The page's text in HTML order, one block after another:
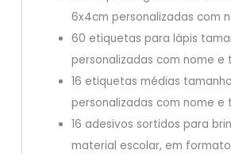
6x4cm personalizadas com
60 etiquetas para lápis
personalizadas com nome e
16 etiquetas médias
personalizadas com nome e
16 adesivos sortidos para
material escolar, em formato